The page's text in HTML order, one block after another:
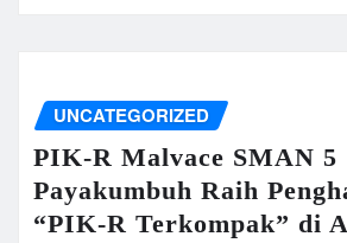
UNCATEGORIZED
PIK-R Malvace SMAN 5
Payakumbuh Raih
“PIK-R Terkompak” di